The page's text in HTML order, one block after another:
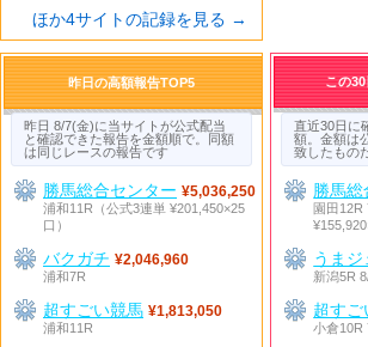
ほか4サイトの記録を見る →
昨日の高額報告TOP5
昨日 8/7(金)に当サイトが公式配当
と確認できた報告を金額順で。同額
は同じレースの報告です
勝馬総合センター ¥5,036,250
浦和11R（公式3連単 ¥201,450×25
口）
バクガチ ¥2,046,960
浦和7R
超すごい競馬 ¥1,813,050
浦和11R
この30
直近30日に
額。金額は
致したもの
勝馬
園田12R
うまジ
新潟5R
超すご
小倉10R